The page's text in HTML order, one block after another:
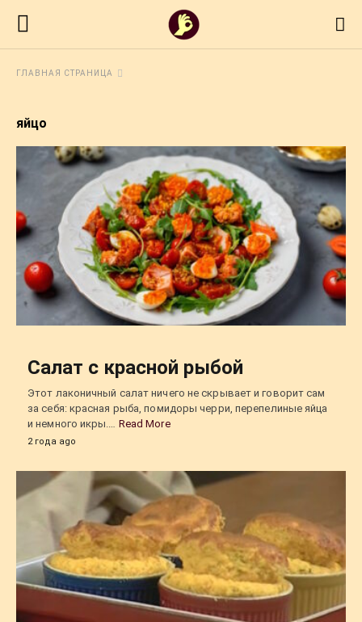
ГЛАВНАЯ СТРАНИЦА
яйцо
Салат с красной рыбой
Этот лаконичный салат ничего не скрывает и говорит сам
за себя: красная рыба, помидоры черри, перепелиные яйца
и немного икры.… Read More
2 года ago